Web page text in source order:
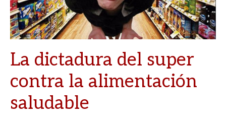
La dictadura del super
contra la alimentación
saludable